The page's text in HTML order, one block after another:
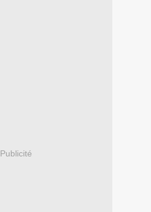
Publicité